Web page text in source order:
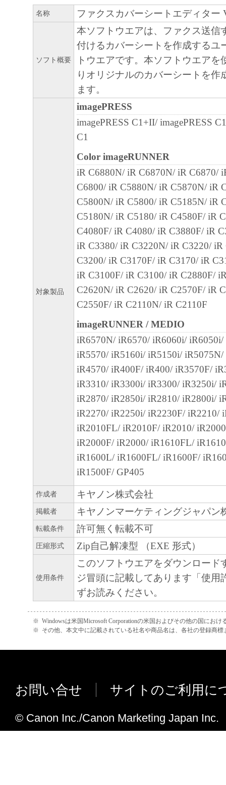
ア」を使用させることはできません。
(2) お客様は、「本ソフトウェア」の全部
正、改変、逆コンパイル、逆アセンブル、
エンジニアリング等することはできません
このような行為をさせてはなりません。
３．著作権表示
お客様は、「本ソフトウェア」に含まれる
キヤノンのライセンサーの著作権表示を変
しくは削除してはなりません。
４．所有権
「本ソフトウェア」に係る権原および所有
によりキヤノンまたはキヤノンのライセン
お客様は、日本国政府または関連する外国
許可等を得ることなしに、「本ソフトウェ
は一部を、直接または間接に輸出してはな
６．サポートおよびアップデート
キヤノン、キヤノンの子会社、関係会社、
理店および販売店、並びにキヤノンのライ
客様による「本ソフトウェア」の使用を支
よび「本ソフトウェア」に対してアップデ
正あるいはサポートを行うことについて、
負うものではありません。
７．保証の否認・免責
(1) 「本ソフトウェア」は、『現状のまま
諾されます。キヤノン、キヤノンのライセ
ンの子会社、キヤノンの関連会社、それら
たは販売店のいずれも、「本ソフトウェア
保証も、明示たると黙示たるとを問わず一
します。
(2) キヤノン、キヤノンのライセンサー、
社、キヤノンの関連会社、それらの販売代
店のいずれも、「本ソフトウェア」の使用
から生ずるいかなる損害（逸失利益および
または付随的な損害を含むがこれらに限定
損害を言います。）について、適用法で認
一切の責任を負わないものとします。たと
キヤノンのライセンサー、キヤノンの子会
社、キヤノンの関連会社、それらの販売代
ェア」の使用に起因または関連してお客様
に生じたいかなる紛争についても、一切責
名称 ファクスカバーシートエディター
ソフト概要
本ソフトウエアは、ファクス送信
付けるカバーシートを作成するユ
トウエアです。本ソフトウエアを
りオリジナルのカバーシートを作
ます。
対象製品
imagePRESS
imagePRESS C1+II/ imagePRESS
C1
Color imageRUNNER
iR C6880N/ iR C6870N/ iR C6870/
C6800/ iR C5880N/ iR C5870N/ iR
C5800N/ iR C5800/ iR C5185N/ iR
C5180N/ iR C5180/ iR C4580F/ iR
C4080F/ iR C4080/ iR C3880F/ iR
iR C3380/ iR C3220N/ iR C3220/ iR
C3200/ iR C3170F/ iR C3170/ iR
iR C3100F/ iR C3100/ iR C2880F/
C2620N/ iR C2620/ iR C2570F/ iR
C2550F/ iR C2110N/ iR C2110F
imageRUNNER / MEDIO
iR6570N/ iR6570/ iR6060i/
iR5570/ iR5160i/ iR5150i/ iR5075N/
iR4570/ iR400F/ iR400/ iR3570F/
iR3310/ iR3300i/ iR3300/ iR3250i/
iR2870/ iR2850i/ iR2810/ iR2800i/
iR2270/ iR2250i/ iR2230F/ iR2210/
iR2010FL/ iR2010F/ iR2010/
iR2000F/ iR2000/ iR1610FL/
iR1600L/ iR1600FL/ iR1600F/
iR1500F/ GP405
作成者 キヤノン株式会社
掲載者 キヤノンマーケティングジャパン
転載条件 許可無く転載不可
圧縮形式 Zip自己解凍型 （EXE 形式）
使用条件
このソフトウエアをダウンロード
ジ冒頭に記載してあります「使用
ずお読みください。
※ Windowsは米国Microsoft Corporationの米国およびその他の国におけ
※ その他、本文中に記載されている社名や商品名は、各社の登録商標
お問い合せ サイトのご利用に
© Canon Inc./Canon Marketing Japan Inc.